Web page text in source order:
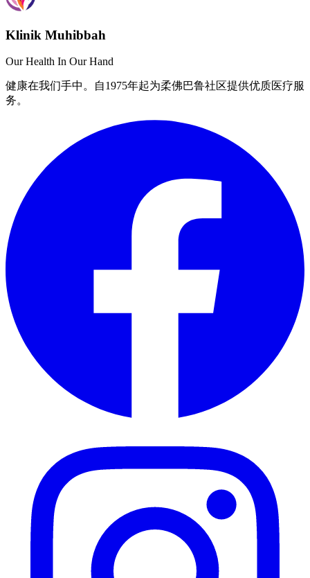
Klinik Muhibbah
Our Health In Our Hand
健康在我们手中。自1975年起为柔佛巴鲁社区提供优质医疗服
务。